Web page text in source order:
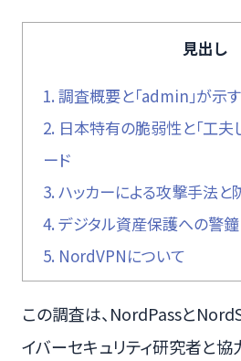
見出し
1. 調査概要と「admin」が示
2. 日本特有の脆弱性と「工夫
ード
3. ハッカーによる攻撃手法と
4. デジタル資産保護への警鐘
5. NordVPNについて
この調査は、NordPassと
イバーセキュリティ研究者と協